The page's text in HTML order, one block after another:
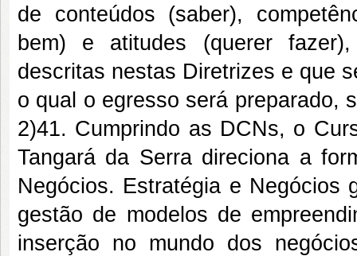
de conteúdos (saber),
bem) e atitudes (querer
descritas nestas Diretrizes e que
o qual o egresso será preparado,
2)41. Cumprindo as DCNs, o
Tangará da Serra direciona a
Negócios. Estratégia e Negócios
gestão de modelos de
inserção no mundo dos